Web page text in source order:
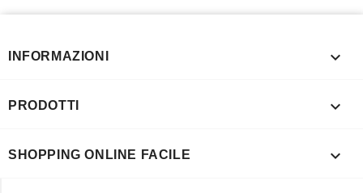
INFORMAZIONI 
PRODOTTI 
SHOPPING ONLINE FACILE 